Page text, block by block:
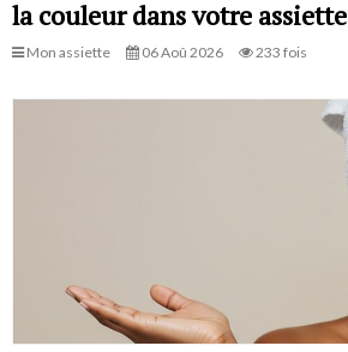
la couleur dans votre assiette
Mon assiette 06 Aoû 2026 233 fois